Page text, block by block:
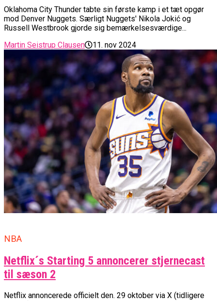
Oklahoma City Thunder tabte sin første kamp i et tæt opgør
mod Denver Nuggets. Særligt Nuggets' Nikola Jokić og
Russell Westbrook gjorde sig bemærkelsesværdige...
Martin Seistrup Clausen
11. nov 2024
NBA
Netflix´s Starting 5 annoncerer stjernecast
til sæson 2
Netflix annoncerede officielt den. 29 oktober via X (tidligere